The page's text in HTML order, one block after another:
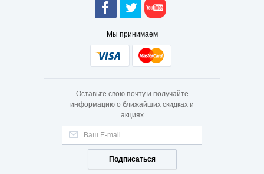
Мы принимаем
Оставьте свою почту и получайте
информацию о ближайших скидках и
акциях
Подписаться